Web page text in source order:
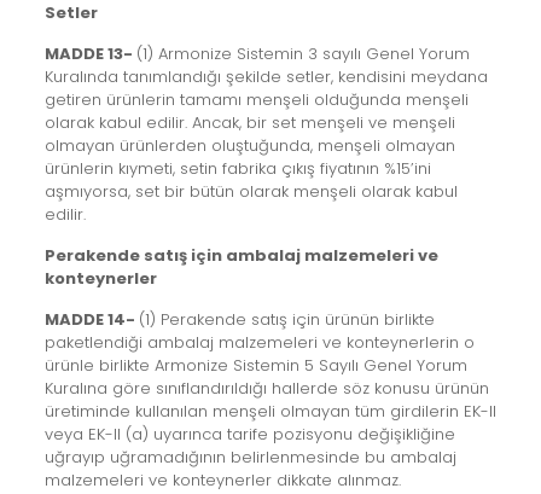
Setler
MADDE 13- (1) Armonize Sistemin 3 sayılı Genel Yorum
Kuralında tanımlandığı şekilde setler, kendisini meydana
getiren ürünlerin tamamı menşeli olduğunda menşeli
olarak kabul edilir. Ancak, bir set menşeli ve menşeli
olmayan ürünlerden oluştuğunda, menşeli olmayan
ürünlerin kıymeti, setin fabrika çıkış fiyatının %15’ini
aşmıyorsa, set bir bütün olarak menşeli olarak kabul
edilir.
Perakende satış için ambalaj malzemeleri ve
konteynerler
MADDE 14- (1) Perakende satış için ürünün birlikte
paketlendiği ambalaj malzemeleri ve konteynerlerin o
ürünle birlikte Armonize Sistemin 5 Sayılı Genel Yorum
Kuralına göre sınıflandırıldığı hallerde söz konusu ürünün
üretiminde kullanılan menşeli olmayan tüm girdilerin EK-II
veya EK-II (a) uyarınca tarife pozisyonu değişikliğine
uğrayıp uğramadığının belirlenmesinde bu ambalaj
malzemeleri ve konteynerler dikkate alınmaz.